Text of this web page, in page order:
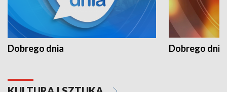
Dobrego dnia Dobrego dnia